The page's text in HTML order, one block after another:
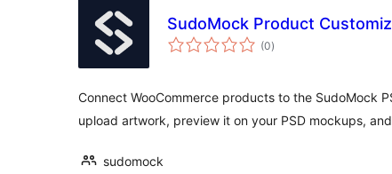
SudoMock Product
(0totale
vurderinger
)
Connect WooCommerce products to the SudoMock
upload artwork, preview it on your PSD mockups,
sudomock